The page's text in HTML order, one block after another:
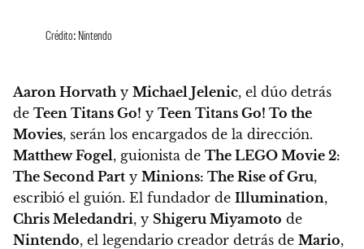
Crédito: Nintendo
Aaron Horvath y Michael Jelenic, el dúo detrás
de Teen Titans Go! y Teen Titans Go! To the
Movies, serán los encargados de la dirección.
Matthew Fogel, guionista de The LEGO Movie 2:
The Second Part y Minions: The Rise of Gru,
escribió el guión. El fundador de Illumination,
Chris Meledandri, y Shigeru Miyamoto de
Nintendo, el legendario creador detrás de Mario,